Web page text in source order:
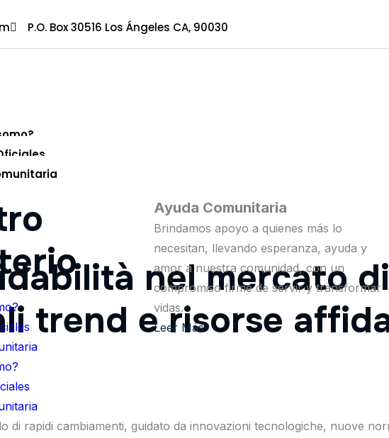
P.O. Box 30516 Los Ángeles CA, 90030
Ayuda Comunitaria
Brindamos apoyo a quienes más lo
necesitan, llevando esperanza, ayuda y
amor a nuestra comunidad, con un
compromiso firme de servir y transformar
vidas.
Leer Más
nel mercato
trend e risorse
di rapidi cambiamenti, guidato da innovazioni tecnologiche, nuove